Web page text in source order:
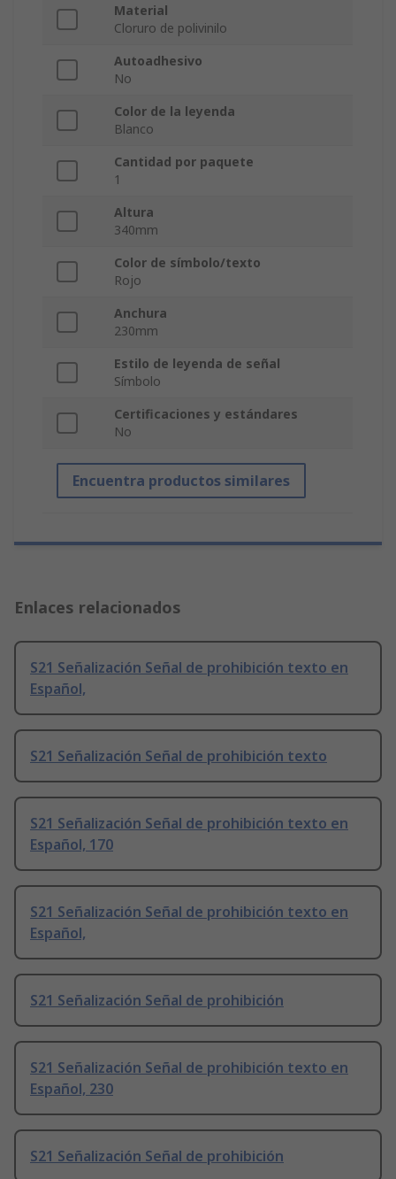
Material
Cloruro de polivinilo
Autoadhesivo
No
Color de la leyenda
Blanco
Cantidad por paquete
1
Altura
340mm
Color de símbolo/texto
Rojo
Anchura
230mm
Estilo de leyenda de señal
Símbolo
Certificaciones y estándares
No
Encuentra productos similares
Enlaces relacionados
S21 Señalización Señal de prohibición texto en
Español,
S21 Señalización Señal de prohibición texto
S21 Señalización Señal de prohibición texto en
Español, 170
S21 Señalización Señal de prohibición texto en
Español,
S21 Señalización Señal de prohibición
S21 Señalización Señal de prohibición texto en
Español, 230
S21 Señalización Señal de prohibición